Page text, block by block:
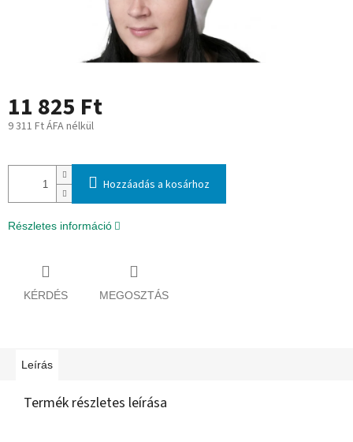
11 825 Ft
9 311 Ft ÁFA nélkül
Hozzáadás a kosárhoz
Részletes információ
KÉRDÉS MEGOSZTÁS
Leírás
Termék részletes leírása